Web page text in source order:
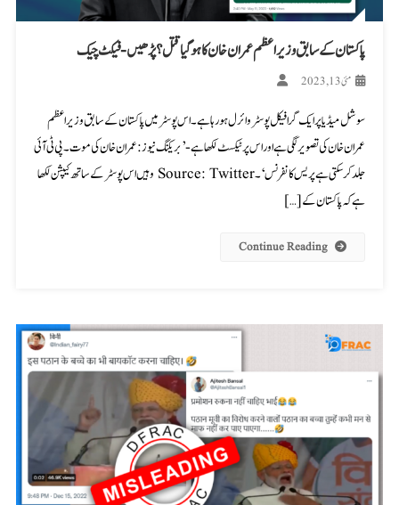
پاکستان کے سابق وزیراعظم عمران خان کا ہو گیا قتل؟ پڑھیں- فیکٹ چیک
مئی 13, 2023
سوشل میڈیا پر ایک گرافیکل پوسٹر وائرل ہو رہا ہے۔ اس پوسٹر میں پاکستان کے سابق وزیراعظم
عمران خان کی تصویر لگی ہے اور اس پر ٹیکسٹ لکھا ہے-’بریکنگ نیوز: عمران خان کی موت۔ پی ٹی آئی
جلد کر سکتی ہے پریس کانفرنس‘۔ Source: Twitter وہیں اس پوسٹر کے ساتھ کیپشن لکھا
ہے کہ پاکستان کے […]
Continue Reading